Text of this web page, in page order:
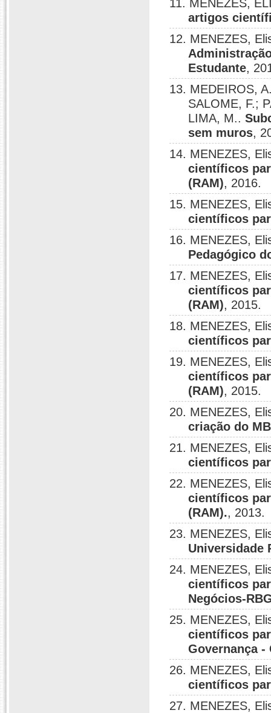
11. MENEZES,
artigos
12. MENEZES,
Estudante,
13. MEDEIROS,
SALOME, F.;
LIMA, M..
sem muros,
14. MENEZES,
científicos
(RAM), 2016.
15. MENEZES,
científicos
16. MENEZES,
Pedagógico
17. MENEZES,
científicos
(RAM), 2015.
18. MENEZES,
científicos
19. MENEZES,
científicos
(RAM), 2015.
20. MENEZES,
criação do
21. MENEZES,
científicos
22. MENEZES,
científicos
(RAM)., 2013.
23. MENEZES,
Universidade
24. MENEZES,
científicos
Negócios-
25. MENEZES,
científicos
Governança -
26. MENEZES,
científicos
27. MENEZES,